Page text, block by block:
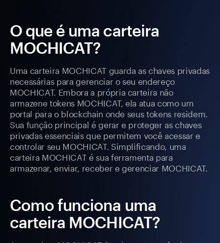
O que é uma carteira
MOCHICAT?
Uma carteira MOCHICAT guarda as chaves privadas
necessárias para gerenciar o seu endereço
MOCHICAT. Embora a própria carteira não
armazene tokens MOCHICAT, ela atua como um
portal para o blockchain onde seus tokens residem.
Sua função principal é gerar e proteger as chaves
privadas essenciais que permitem você acessar e
controlar seu MOCHICAT. Simplificando, uma
carteira MOCHICAT é sua ferramenta para
armazenar, enviar, receber e gerenciar MOCHICAT.
Como funciona uma
carteira MOCHICAT?